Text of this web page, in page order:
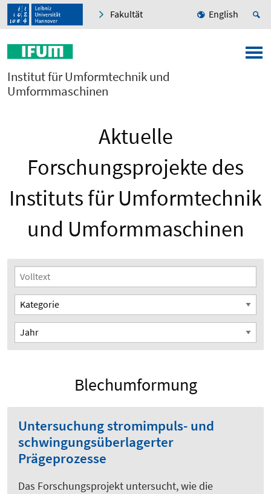
Fakultät English
Institut für Umformtechnik und
Umformmaschinen
Aktuelle
Forschungsprojekte des
Instituts für Umformtechnik
und Umformmaschinen
Blechumformung
Untersuchung stromimpuls- und
schwingungsüberlagerter
Prägeprozesse
Das Forschungsprojekt untersucht, wie die